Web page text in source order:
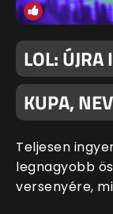
LOL:
KUPA,
Teljesen
legnagyobb
versenyére,